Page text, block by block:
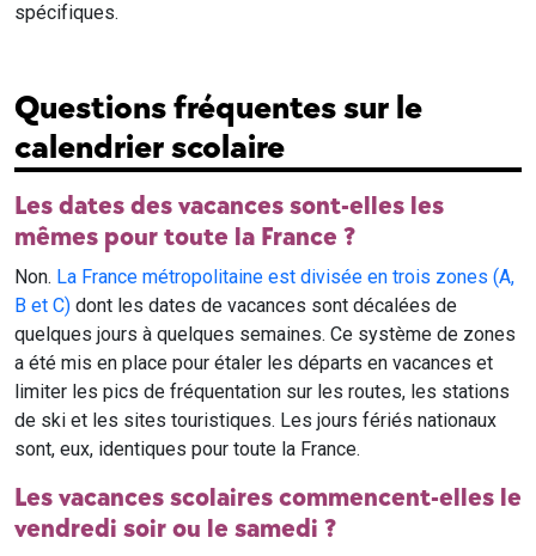
spécifiques.
Questions fréquentes sur le
calendrier scolaire
Les dates des vacances sont-elles les
mêmes pour toute la France ?
Non. La France métropolitaine est divisée en trois zones (A,
B et C) dont les dates de vacances sont décalées de
quelques jours à quelques semaines. Ce système de zones
a été mis en place pour étaler les départs en vacances et
limiter les pics de fréquentation sur les routes, les stations
de ski et les sites touristiques. Les jours fériés nationaux
sont, eux, identiques pour toute la France.
Les vacances scolaires commencent-elles le
vendredi soir ou le samedi ?